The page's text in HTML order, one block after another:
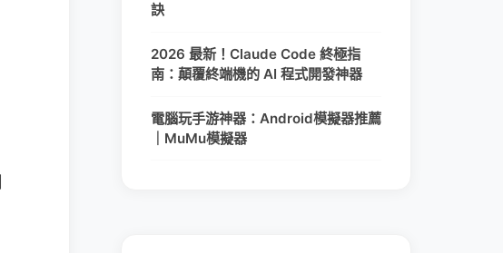
訣
2026 最新！Claude Code 終極指
南：顛覆終端機的 AI 程式開發神器
電腦玩手游神器：Android模擬器推薦
｜MuMu模擬器